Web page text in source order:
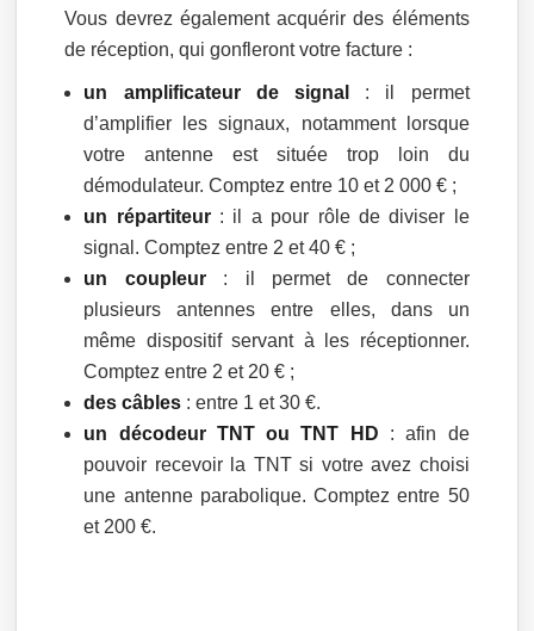
Vous devrez également acquérir des éléments
de réception, qui gonfleront votre facture :
un amplificateur de signal
: il permet
d’amplifier les signaux, notamment lorsque
votre antenne est située trop loin du
démodulateur. Comptez entre 10 et 2 000 € ;
un répartiteur: il a pour rôle de diviser le
signal. Comptez entre 2 et 40 € ;
un coupleur: il permet de connecter
plusieurs antennes entre elles, dans un
même dispositif servant à les réceptionner.
Comptez entre 2 et 20 € ;
des câbles : entre 1 et 30 €.
un décodeur TNT ou TNT HD : afin de
pouvoir recevoir la TNT si votre avez choisi
une antenne parabolique. Comptez entre 50
et 200 €.